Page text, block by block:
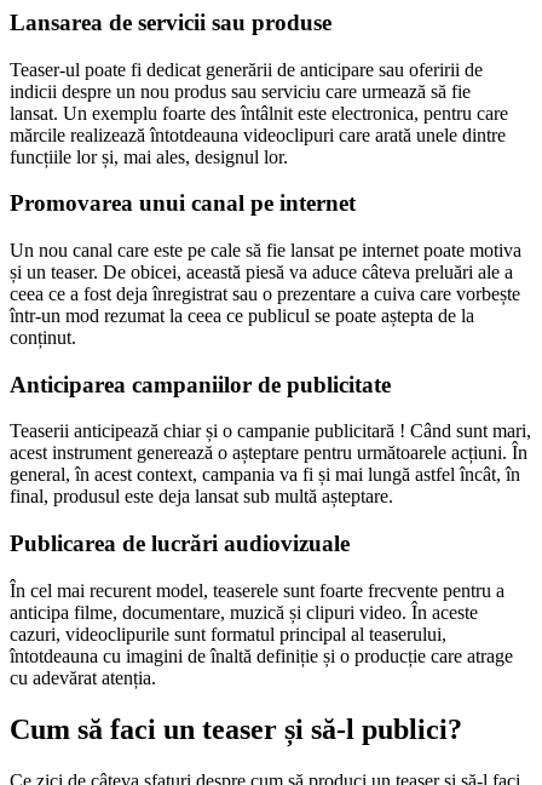
Lansarea de servicii sau produse
Teaser-ul poate fi dedicat generării de anticipare sau oferirii de
indicii despre un nou produs sau serviciu care urmează să fie
lansat. Un exemplu foarte des întâlnit este electronica, pentru care
mărcile realizează întotdeauna videoclipuri care arată unele dintre
funcțiile lor și, mai ales, designul lor.
Promovarea unui canal pe internet
Un nou canal care este pe cale să fie lansat pe internet poate motiva
și un teaser. De obicei, această piesă va aduce câteva preluări ale a
ceea ce a fost deja înregistrat sau o prezentare a cuiva care vorbește
într-un mod rezumat la ceea ce publicul se poate aștepta de la
conținut.
Anticiparea campaniilor de publicitate
Teaserii anticipează chiar și o campanie publicitară ! Când sunt mari,
acest instrument generează o așteptare pentru următoarele acțiuni. În
general, în acest context, campania va fi și mai lungă astfel încât, în
final, produsul este deja lansat sub multă așteptare.
Publicarea de lucrări audiovizuale
În cel mai recurent model, teaserele sunt foarte frecvente pentru a
anticipa filme, documentare, muzică și clipuri video. În aceste
cazuri, videoclipurile sunt formatul principal al teaserului,
întotdeauna cu imagini de înaltă definiție și o producție care atrage
cu adevărat atenția.
Cum să faci un teaser și să-l publici?
Ce zici de câteva sfaturi despre cum să produci un teaser și să-l faci